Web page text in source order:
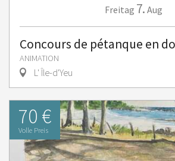
Freitag 7. Aug
Concours de pétanque en
ANIMATION
L' Île-d'Yeu
70 €
Volle Preis